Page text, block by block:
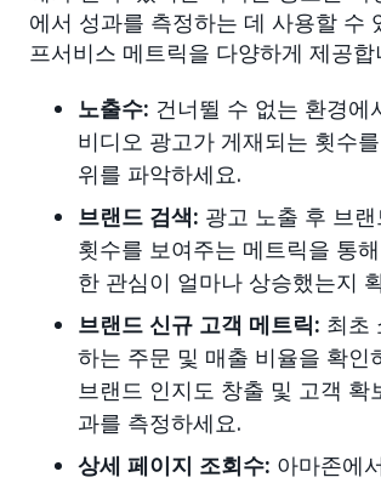
에서 성과를 측정하는 데 사용할 수
프서비스 메트릭을 다양하게 제공합
노출수: 건너뛸 수 없는 환경에
비디오 광고가 게재되는 횟수
위를 파악하세요.
브랜드 검색: 광고 노출 후 브
횟수를 보여주는 메트릭을 통
한 관심이 얼마나 상승했는지
브랜드 신규 고객 메트릭: 최초
하는 주문 및 매출 비율을 확인
브랜드 인지도 창출 및 고객 확
과를 측정하세요.
상세 페이지 조회수: 아마존에